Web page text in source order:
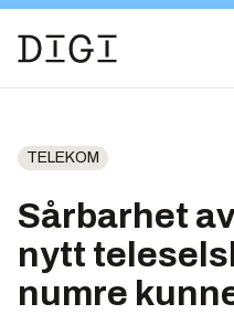
TELEKOM
Sårbarhet
nytt
numre